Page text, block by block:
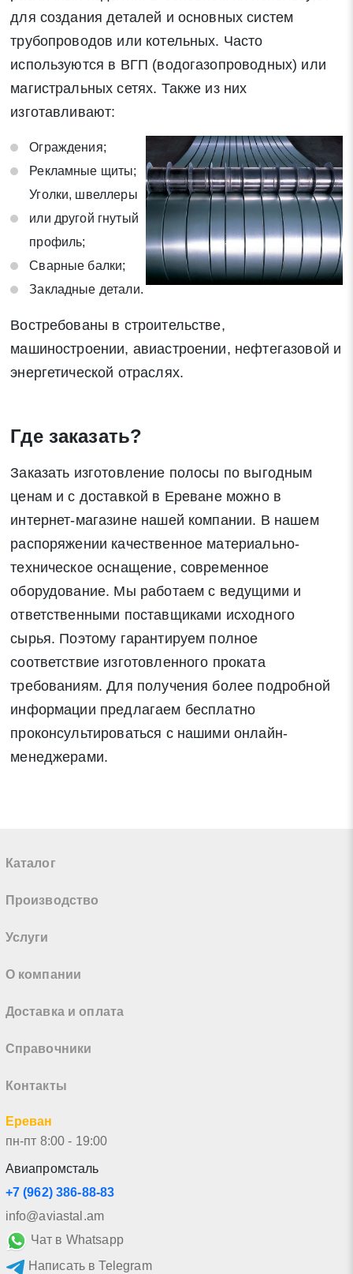
для создания деталей и основных систем
трубопроводов или котельных. Часто
используются в ВГП (водогазопроводных) или
магистральных сетях. Также из них
изготавливают:
Ограждения;
Рекламные щиты;
Уголки, швеллеры
или другой гнутый
профиль;
Сварные балки;
Закладные детали.
Востребованы в строительстве,
машиностроении, авиастроении, нефтегазовой и
энергетической отраслях.
Где заказать?
Заказать изготовление полосы по выгодным
ценам и с доставкой в Ереване можно в
интернет-магазине нашей компании. В нашем
распоряжении качественное материально-
техническое оснащение, современное
оборудование. Мы работаем с ведущими и
ответственными поставщиками исходного
сырья. Поэтому гарантируем полное
соответствие изготовленного проката
требованиям. Для получения более подробной
информации предлагаем бесплатно
проконсультироваться с нашими онлайн-
менеджерами.
Каталог
Производство
Услуги
О компании
Доставка и оплата
Справочники
Контакты
Ереван
пн-пт 8:00 - 19:00
Авиапромсталь
+7 (962) 386-88-83
info@aviastal.am
Чат в Whatsapp
Написать в Telegram